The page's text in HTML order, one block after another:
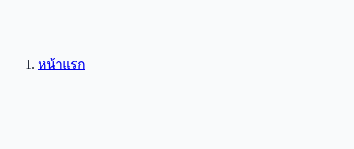
หน้าแรก